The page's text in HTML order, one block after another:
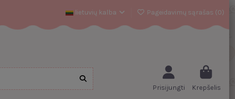
lietuvių kalba Pageidavimų sąrašas (0)
Prisijungti Krepšelis